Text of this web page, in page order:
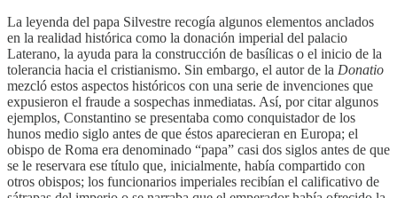
La leyenda del papa Silvestre recogía algunos elementos anclados
en la realidad histórica como la donación imperial del palacio
Laterano, la ayuda para la construcción de basílicas o el inicio de la
tolerancia hacia el cristianismo. Sin embargo, el autor de la Donatio
mezcló estos aspectos históricos con una serie de invenciones que
expusieron el fraude a sospechas inmediatas. Así, por citar algunos
ejemplos, Constantino se presentaba como conquistador de los
hunos medio siglo antes de que éstos aparecieran en Europa; el
obispo de Roma era denominado “papa” casi dos siglos antes de que
se le reservara ese título que, inicialmente, había compartido con
otros obispos; los funcionarios imperiales recibían el calificativo de